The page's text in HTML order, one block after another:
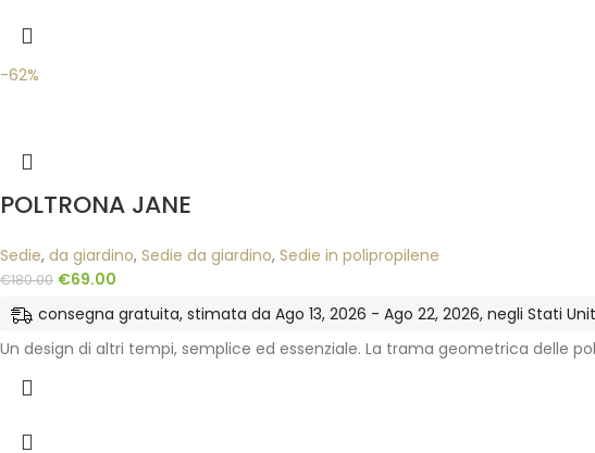
-62%
POLTRONA JANE
Sedie, da giardino, Sedie da giardino, Sedie in polipropilene
€180.00 €69.00
consegna gratuita, stimata da Ago 13, 2026 - Ago 22, 2026, negli Stati
Un design di altri tempi, semplice ed essenziale. La trama geometrica delle